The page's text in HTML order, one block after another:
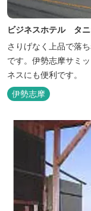
ビジネスホテル タニ
さりげなく上品で落
です。伊勢志摩サミ
ネスにも便利です。
伊勢志摩